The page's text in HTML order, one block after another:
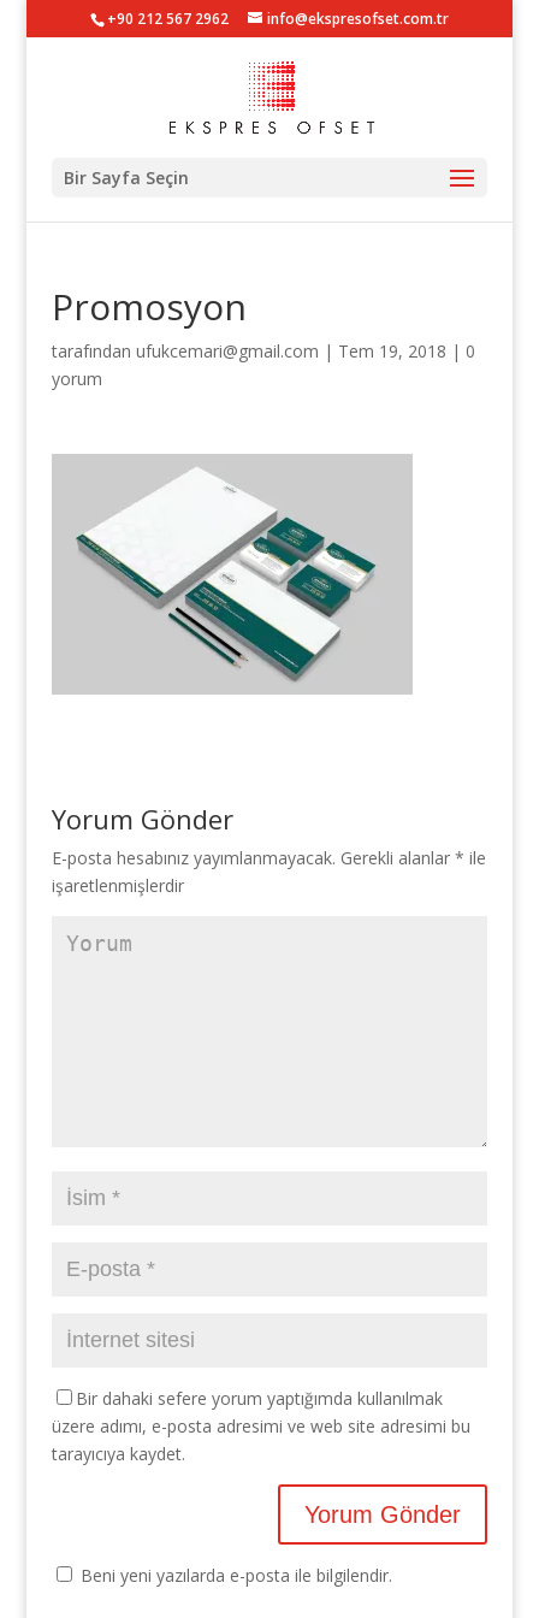
+90 212 567 2962 info@ekspresofset.com.tr
Bir Sayfa Seçin
Promosyon
tarafından ufukcemari@gmail.com | Tem 19, 2018 | 0
yorum
Yorum Gönder
E-posta hesabınız yayımlanmayacak. Gerekli alanlar * ile
işaretlenmişlerdir
Bir dahaki sefere yorum yaptığımda kullanılmak
üzere adımı, e-posta adresimi ve web site adresimi bu
tarayıcıya kaydet.
Beni yeni yazılarda e-posta ile bilgilendir.